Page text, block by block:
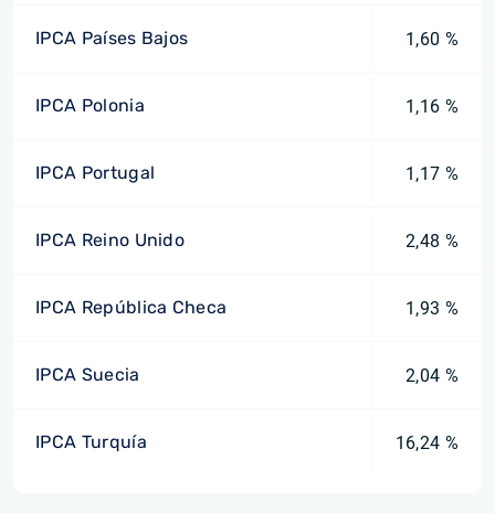
IPCA Países Bajos 1,60 %
IPCA Polonia 1,16 %
IPCA Portugal 1,17 %
IPCA Reino Unido 2,48 %
IPCA República Checa 1,93 %
IPCA Suecia 2,04 %
IPCA Turquía 16,24 %